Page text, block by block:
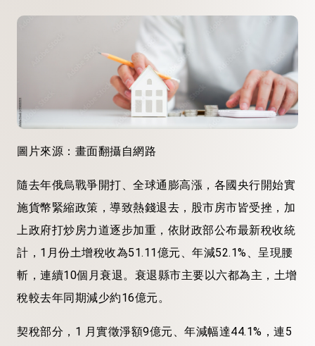
圖片來源：畫面翻攝自網路
隨去年俄烏戰爭開打、全球通膨高漲，各國央行開始實
施貨幣緊縮政策，導致熱錢退去，股市房市皆受挫，加
上政府打炒房力道逐步加重，依財政部公布最新稅收統
計，1月份土增稅收為51.11億元、年減52.1%、呈現腰
斬，連續10個月衰退。衰退縣市主要以六都為主，土增
稅較去年同期減少約16億元。
契稅部分，1 月實徵淨額9億元、年減幅達44.1%，連5